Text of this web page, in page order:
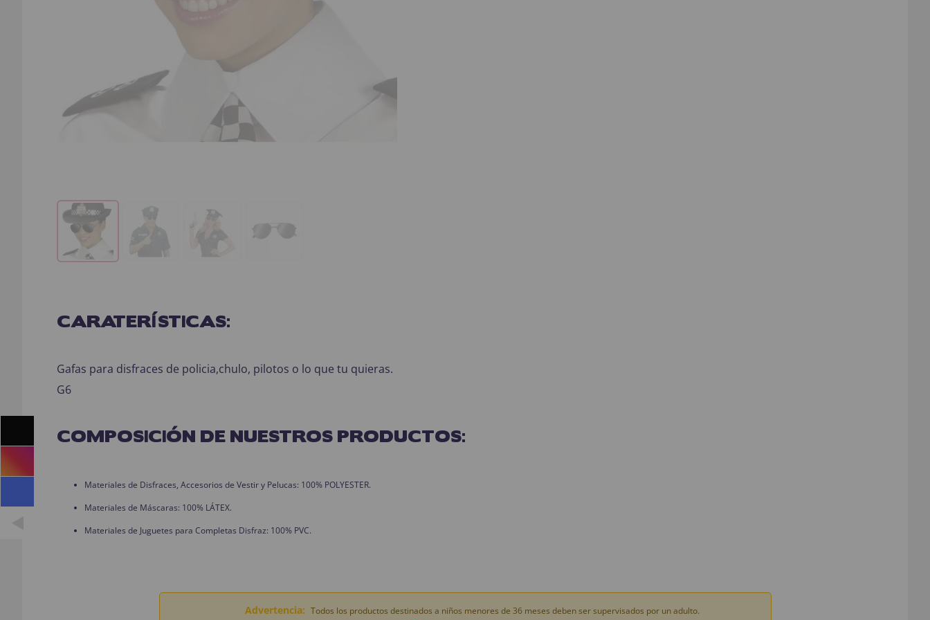
CARATERÍSTICAS:
Gafas para disfraces de policia,chulo, pilotos o lo que tu quieras.
G6
COMPOSICIÓN DE NUESTROS PRODUCTOS:
Materiales de Disfraces, Accesorios de Vestir y Pelucas: 100% POLYESTER.
Materiales de Máscaras: 100% LÁTEX.
Materiales de Juguetes para Completas Disfraz: 100% PVC.
Advertencia: Todos los productos destinados a niños menores de 36 meses deben ser supervisados por un adulto.